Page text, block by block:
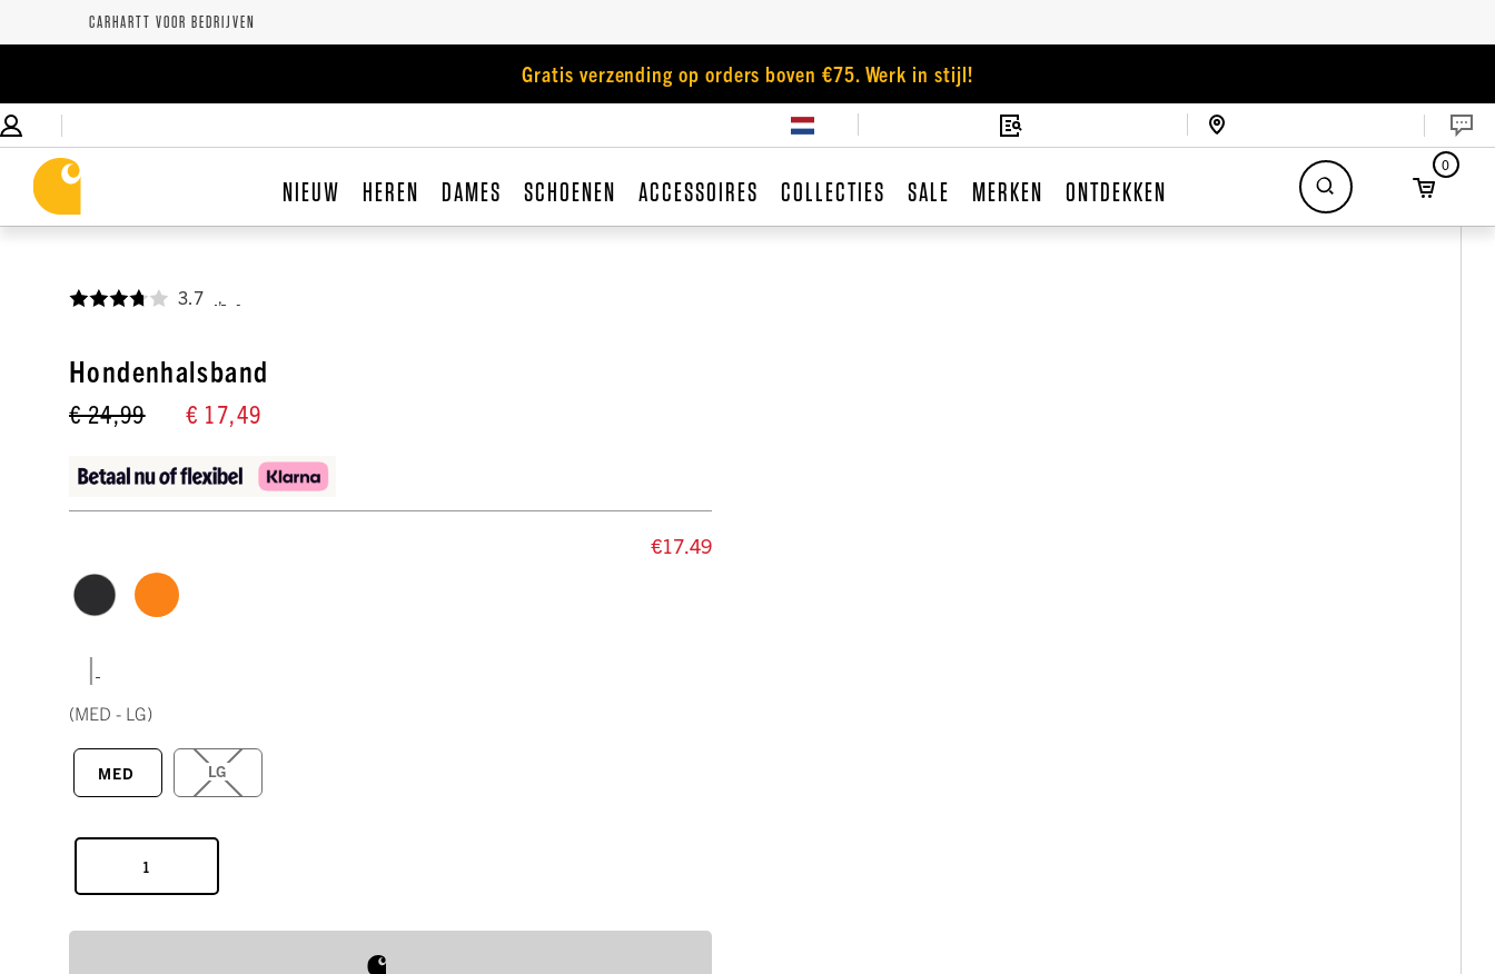
CARHARTT VOOR BEDRIJVEN
Gratis verzending op orders boven €75. Werk in stijl!
NIEUW HEREN DAMES SCHOENEN ACCESSOIRES COLLECTIES SALE MERKEN ONTDEKKEN
0
3.7
Hondenhalsband
€ 24,99 € 17,49
€17.49
|
(MED - LG)
MED LG